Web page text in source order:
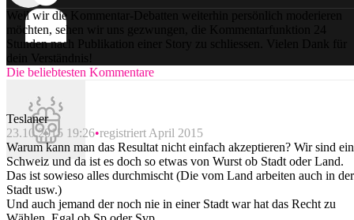
Weil wir die Kommentar-Debatten weiterhin persönlich moderieren
möchten, sehen wir uns gezwungen, die Kommentarfunktion 24
Stunden nach Publikation einer Story zu schliessen. Vielen Dank für
dein Verständnis!
Die beliebtesten Kommentare
Teslaner
23.10.2015 19:26 registriert April 2015
Warum kann man das Resultat nicht einfach akzeptieren? Wir sind
Schweiz und da ist es doch so etwas von Wurst ob Stadt oder Land.
Das ist sowieso alles durchmischt (Die vom Land arbeiten auch in der
Stadt usw.)
Und auch jemand der noch nie in einer Stadt war hat das Recht zu